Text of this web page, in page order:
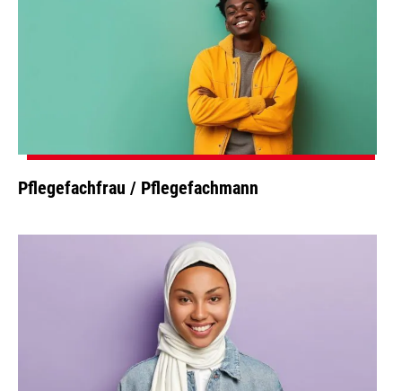
Pflegefachfrau / Pflegefachmann